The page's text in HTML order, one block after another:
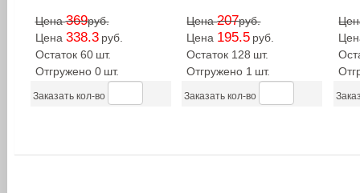
Цена369руб.
Цена 338.3 руб.
Остаток 60 шт.
Отгружено 0 шт.
Заказать кол-во
Цена207руб.
Цена 195.5 руб.
Остаток 128 шт.
Отгружено 1 шт.
Заказать кол-во